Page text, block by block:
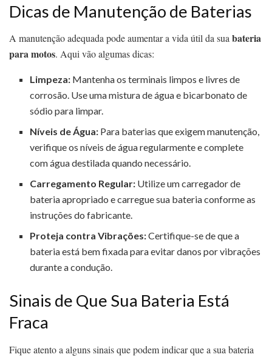
Dicas de Manutenção de Baterias
A manutenção adequada pode aumentar a vida útil da suabateria
para motos. Aqui vão algumas dicas:
Limpeza: Mantenha os terminais limpos e livres de
corrosão. Use uma mistura de água e bicarbonato de
sódio para limpar.
Níveis de Água: Para baterias que exigem manutenção,
verifique os níveis de água regularmente e complete
com água destilada quando necessário.
Carregamento Regular: Utilize um carregador de
bateria apropriado e carregue sua bateria conforme as
instruções do fabricante.
Proteja contra Vibrações:Certifique-se de que a
bateria está bem fixada para evitar danos por vibrações
durante a condução.
Sinais de Que Sua Bateria Está
Fraca
Fique atento a alguns sinais que podem indicar que a sua bateria